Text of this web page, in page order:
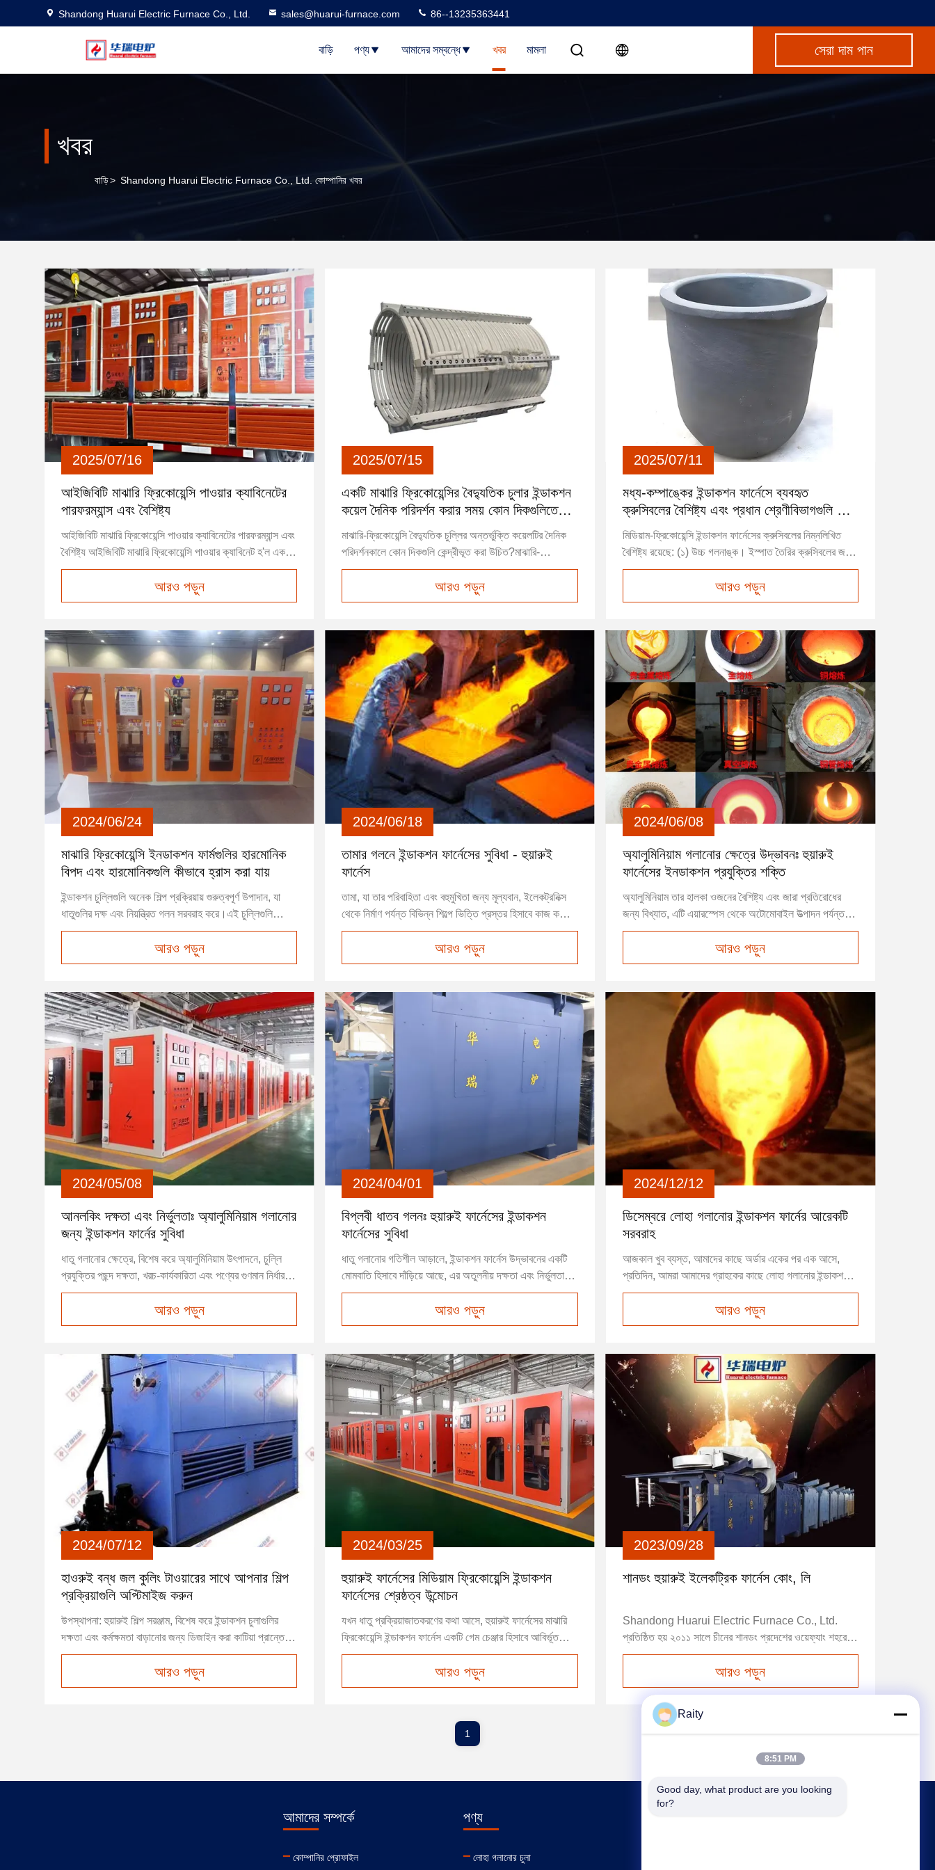
Shandong Huarui Electric Furnace Co., Ltd. sales@huarui-furnace.com 86--13235363441
বাড়ি পণ্য আমাদের সম্বন্ধে খবর মামলা সেরা দাম পান
খবর
বাড়ি> Shandong Huarui Electric Furnace Co., Ltd. কোম্পানির খবর
2025/07/16
আইজিবিটি মাঝারি ফ্রিকোয়েন্সি পাওয়ার ক্যাবিনেটের
পারফরম্যান্স এবং বৈশিষ্ট্য
আইজিবিটি মাঝারি ফ্রিকোয়েন্সি পাওয়ার ক্যাবিনেটের পারফরম্যান্স এবং
বৈশিষ্ট্য আইজিবিটি মাঝারি ফ্রিকোয়েন্সি পাওয়ার ক্যাবিনেট হ'ল একটি
মাঝারি ফ্রিকোয়েন্সি পাওয়ার সরঞ্জাম যার মূল সুইচিং ডিভাইস হিসাবে
বিচ্ছিন্ন গেট বাইপোলার ট্রানজিস্টর (আইজিবিটি) রয়েছে।এটি ধাতু
smelting যেমন শিল্প ক্ষেত্রে ব্যাপকভাব...
আরও পড়ুন
2025/07/15
একটি মাঝারি ফ্রিকোয়েন্সির বৈদ্যুতিক চুলার ইন্ডাকশন
কয়েল দৈনিক পরিদর্শন করার সময় কোন দিকগুলিতে
মনোযোগ দেওয়া উচিত?
মাঝারি-ফ্রিকোয়েন্সি বৈদ্যুতিক চুল্লির অন্তর্ভুক্তি কয়েলটির দৈনিক
পরিদর্শনকালে কোন দিকগুলি কেন্দ্রীভূত করা উচিত?মাঝারি-
ফ্রিকোয়েন্সি বৈদ্যুতিক চুল্লিগুলির অন্তর্ভুক্তির কয়েলটির দৈনিক
পরিদর্শন ত্রুটিগুলি প্রতিরোধ এবং তার পরিষেবা জীবন বাড়ানোর মূল
চাবিকাঠি। চারটি মূল দিকগুলিতে ফোকাস করা প্রয়োজন: দৃ...
আরও পড়ুন
2025/07/11
মধ্য-কম্পাঙ্কের ইন্ডাকশন ফার্নেসে ব্যবহৃত
ক্রুসিবলের বৈশিষ্ট্য এবং প্রধান শ্রেণীবিভাগগুলি কী
কী?
মিডিয়াম-ফ্রিকোয়েন্সি ইন্ডাকশন ফার্নেসের ক্রুসিবলের নিম্নলিখিত
বৈশিষ্ট্য রয়েছে: (১) উচ্চ গলনাঙ্ক। ইস্পাত তৈরির ক্রুসিবলের জন্য
১৭০০℃ গলনাঙ্ক প্রয়োজন। (২) স্থিতিশীল ভৌত বৈশিষ্ট্য।
ক্রুসিবল পণ্যগুলিকে স্ল্যাগ এবং গলিত ইস্পাতের ক্ষয় প্রতিরোধ
করতে হয়। (৩) এটির চমৎকার তাপ শক প্রতিরোধ ক্ষমতা এবং উচ্চ
আরও পড়ুন
2024/06/24
মাঝারি ফ্রিকোয়েন্সি ইনডাকশন ফার্মগুলির হারমোনিক
বিপদ এবং হারমোনিকগুলি কীভাবে হ্রাস করা যায়
ইন্ডাকশন চুল্লিগুলি অনেক শিল্প প্রক্রিয়ায় গুরুত্বপূর্ণ উপাদান, যা
ধাতুগুলির দক্ষ এবং নিয়ন্ত্রিত গলন সরবরাহ করে।এই চুল্লিগুলি
হারমোনিক স্রোত উৎপন্ন করার জন্যও কুখ্যাত।, যা বৈদ্যুতিক
সিস্টেমের শক্তির গুণমান এবং অপারেশন দক্ষতা নেতিবাচকভাবে
প্রভাবিত করতে পারে। এই নিবন্ধে আমরা ইন্ডাকশন চুল্লিতে
আরও পড়ুন
2024/06/18
তামার গলনে ইন্ডাকশন ফার্নেসের সুবিধা - হুয়ারুই
ফার্নেস
তামা, যা তার পরিবাহিতা এবং বহুমুখিতা জন্য মূল্যবান, ইলেকট্রনিক্স
থেকে নির্মাণ পর্যন্ত বিভিন্ন শিল্পে ভিত্তি প্রস্তর হিসাবে কাজ করে।
তামা গলানোর প্রক্রিয়া এই অপরিহার্য ধাতু বের করতে এবং পরিমার্জন
করতে গুরুত্বপূর্ণ, যা সঠিক তাপমাত্রা নিয়ন্ত্রণ এবং খাদ
কাস্টমাইজেশন দাবি করে। ইন্ডাকশন ফার্নেসের গুরুত্ব ...
আরও পড়ুন
2024/06/08
অ্যালুমিনিয়াম গলানোর ক্ষেত্রে উদ্ভাবনঃ হুয়ারুই
ফার্নেসের ইনডাকশন প্রযুক্তির শক্তি
অ্যালুমিনিয়াম তার হালকা ওজনের বৈশিষ্ট্য এবং জারা প্রতিরোধের
জন্য বিখ্যাত, এটি এয়ারস্পেস থেকে অটোমোবাইল উত্পাদন পর্যন্ত
শিল্পগুলিতে একটি ভিত্তি উপাদান।উচ্চমানের খাদ এবং পণ্য
উৎপাদনে অ্যালুমিনিয়াম গলানোর প্রক্রিয়া অত্যন্ত গুরুত্বপূর্ণ, যা
তাপমাত্রা এবং খাদের রুপের উপর সুনির্দিষ্ট নিয়ন্ত্রণের প্রয...
আরও পড়ুন
2024/05/08
আনলকিং দক্ষতা এবং নির্ভুলতাঃ অ্যালুমিনিয়াম গলানোর
জন্য ইন্ডাকশন ফার্নের সুবিধা
ধাতু গলানোর ক্ষেত্রে, বিশেষ করে অ্যালুমিনিয়াম উৎপাদনে, চুল্লি
প্রযুক্তির পছন্দ দক্ষতা, খরচ-কার্যকারিতা এবং পণ্যের গুণমান নির্ধারণে
একটি মূল ভূমিকা পালন করে।বিভিন্ন ধরণের চুলা পাওয়া যায়,
ইন্ডাকশন ফার্নেস আধুনিক উদ্ভাবন এবং দক্ষতার একটি মোমবাতি
হিসাবে দাঁড়িয়েছে, বিশেষ করে যখন অ্যালুমিনিয়াম গলানো...
আরও পড়ুন
2024/04/01
বিপ্লবী ধাতব গলনঃ হুয়ারুই ফার্নেসের ইন্ডাকশন
ফার্নেসের সুবিধা
ধাতু গলানোর গতিশীল আড়ালে, ইন্ডাকশন ফার্নেস উদ্ভাবনের একটি
মোমবাতি হিসাবে দাঁড়িয়ে আছে, এর অতুলনীয় দক্ষতা এবং নির্ভুলতার
সাথে শিল্পের মানকে নতুনভাবে সংজ্ঞায়িত করে।এই বিপ্লবের
অগ্রভাগে রয়েছে হুয়ারুই ফার্নেস।, ইস্পাত গলন চুলা এবং ইন্ডাকশন
চুলা পাওয়ার সাপ্লাই সমাধানের ক্ষেত্রে বিশিষ্ট নেতা।আসুন ই...
আরও পড়ুন
2024/12/12
ডিসেম্বরে লোহা গলানোর ইন্ডাকশন ফার্নের আরেকটি
সরবরাহ
আজকাল খুব ব্যস্ত, আমাদের কাছে অর্ডার একের পর এক আসে,
প্রতিদিন, আমরা আমাদের গ্রাহকের কাছে লোহা গলানোর ইন্ডাকশন
চুলা সরবরাহ করি, গুণমান প্রথম, এই কারণেই আমাদের গ্রাহকরা
আমাদের কাছে অনেক অর্ডার দেয়. ...
আরও পড়ুন
2024/07/12
হাওরুই বন্ধ জল কুলিং টাওয়ারের সাথে আপনার শিল্প
প্রক্রিয়াগুলি অপ্টিমাইজ করুন
উপস্থাপনা: হুয়ারুই শিল্প সরঞ্জাম, বিশেষ করে ইন্ডাকশন চুলাগুলির
দক্ষতা এবং কর্মক্ষমতা বাড়ানোর জন্য ডিজাইন করা কাটিয়া প্রান্তের
বন্ধ জল শীতল টাওয়ারগুলি উপস্থাপন করে।শিল্পের একটি বিশ্বস্ত
ব্র্যান্ড হিসেবে, হুয়ারুই আমাদের গ্রাহকদের বিভিন্ন চাহিদা মেটাতে
উদ্ভাবনী সমাধান প্রদানের জন্য নিবেদিত। আমাদে...
আরও পড়ুন
2024/03/25
হুয়ারুই ফার্নেসের মিডিয়াম ফ্রিকোয়েন্সি ইন্ডাকশন
ফার্নেসের শ্রেষ্ঠত্ব উন্মোচন
যখন ধাতু প্রক্রিয়াজাতকরণের কথা আসে, হুয়ারুই ফার্নেসের মাঝারি
ফ্রিকোয়েন্সি ইন্ডাকশন ফার্নেস একটি গেম চেঞ্জার হিসাবে আবির্ভূত
হয়।আসুন জেনে নেওয়া যাক কেন এই প্রযুক্তিটি আলাদা এবং
কিভাবে এটি আপনার ধাতু গলানোর কাজে বিপ্লব আনতে পারে. দক্ষতার
নতুন সংজ্ঞাহাওরুই ফার্নেসের মাঝারি ফ্রিকোয়েন্সি ইন্ডাকশন ...
আরও পড়ুন
2023/09/28
শানডং হুয়ারুই ইলেকট্রিক ফার্নেস কোং, লি
Shandong Huarui Electric Furnace Co., Ltd.
প্রতিষ্ঠিত হয় ২০১১ সালে চীনের শানডং প্রদেশের ওয়েফ্যাং শহরে,
এটি কিংডাও বন্দরের খুব কাছে,আমরা মাঝারি ফ্রিকোয়েন্সি পাওয়ার
সাপ্লাই সঙ্গে আনয়ন গলন চুলা সিস্টেম বিশেষজ্ঞ, গলন চুলা এবং
শীতল সিস্টেম ইত্যাদি সমস্ত পণ্য সর্বশেষ আন্তর্জাতিক প্রযুক্তি
গ্রহণ। উন্ন...
আরও পড়ুন
1
আমাদের সম্পর্কে
কোম্পানির প্রোফাইল
পণ্য
লোহা গলানোর চুলা
Raity
8:51 PM
Good day, what product are you looking
for?